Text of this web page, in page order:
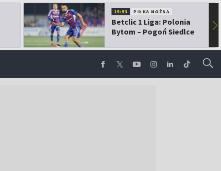
15:53 PIŁKA NOŻNA
Betclic 1 Liga: Polonia
Bytom – Pogoń Siedlce
▶